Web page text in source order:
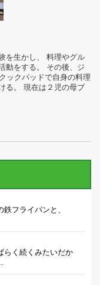
を生かし、 料理やグル
動をする。 その後、ジ
ックパッドで自身の料理
る。 現在は２児の母ブ
フライパンと、
らく続くみたいだか